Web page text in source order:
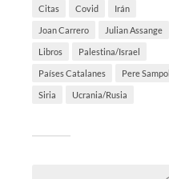
Citas Covid Irán
Joan Carrero Julian Assange
Libros Palestina/Israel
Países Catalanes Pere Sampol
Siria Ucrania/Rusia